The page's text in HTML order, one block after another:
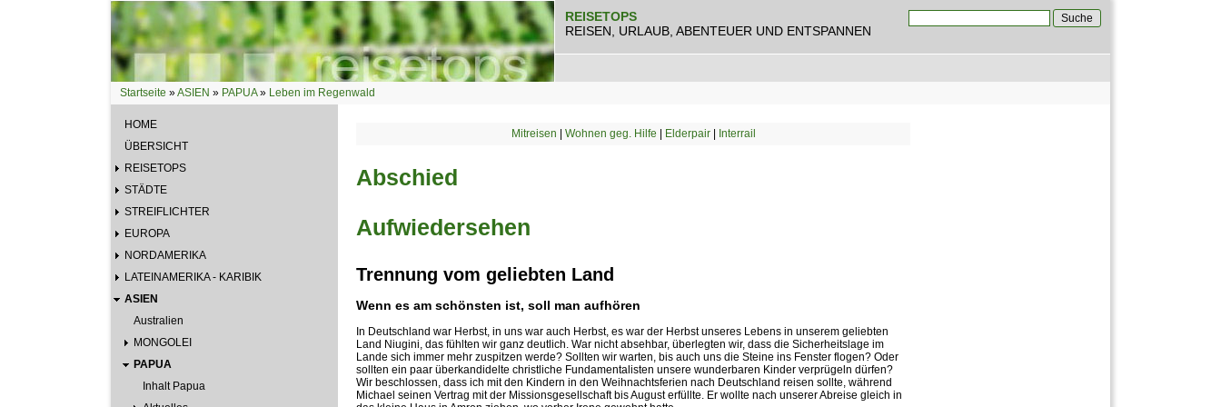
REISETOPS
REISEN, URLAUB, ABENTEUER UND ENTSPANNEN
Sie sind hier
Startseite »ASIEN » PAPUA» Leben im Regenwald
HOME
ÜBERSICHT
REISETOPS
STÄDTE
STREIFLICHTER
EUROPA
NORDAMERIKA
LATEINAMERIKA - KARIBIK
ASIEN
Australien
MONGOLEI
PAPUA
Inhalt Papua
Mitreisen Wohnen geg. Hilfe Elderpair| Interrail
Abschied
Aufwiedersehen
Trennung vom geliebten Land
Wenn es am schönsten ist, soll man aufhören
In Deutschland war Herbst, in uns war auch Herbst, es war der Herbst unseres Lebens in unserem geliebten
Land Niugini, das fühlten wir ganz deutlich. War nicht absehbar, überlegten wir, dass die Sicherheitslage im
Lande sich immer mehr zuspitzen werde? Sollten wir warten, bis auch uns die Steine ins Fenster flogen? Oder
sollten ein paar überkandidelte christliche Fundamentalisten unsere wunderbaren Kinder verprügeln dürfen?
Wir beschlossen, dass ich mit den Kindern in den Weihnachtsferien nach Deutschland reisen sollte, während
Michael seinen Vertrag mit der Missionsgesellschaft bis August erfüllte. Er wollte nach unserer Abreise gleich in